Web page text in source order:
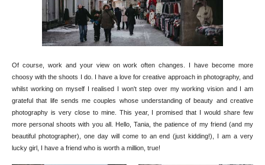
Of course, work and your view on work often changes. I have become more
choosy with the shoots I do. I have a love for creative approach in photography, and
whilst working on myself I realised I won't step over my working vision and I am
grateful that life sends me couples whose understanding of beauty and creative
photography is very close to mine. This year, I promised that I would share few
more personal shoots with you all. Hello, Tania, the patience of my friend (and my
beautiful photographer), one day will come to an end (just kidding!), I am a very
lucky girl, I have a friend who is worth a million, true!